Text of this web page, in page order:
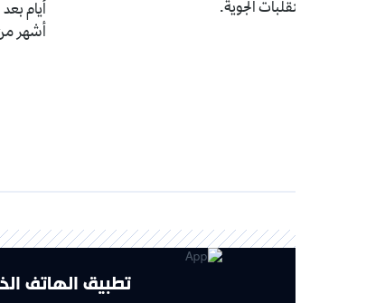
الجوية.
أيام بعد استئناف
أشهر من القطيعة.
تطبيق الهاتف الذكي